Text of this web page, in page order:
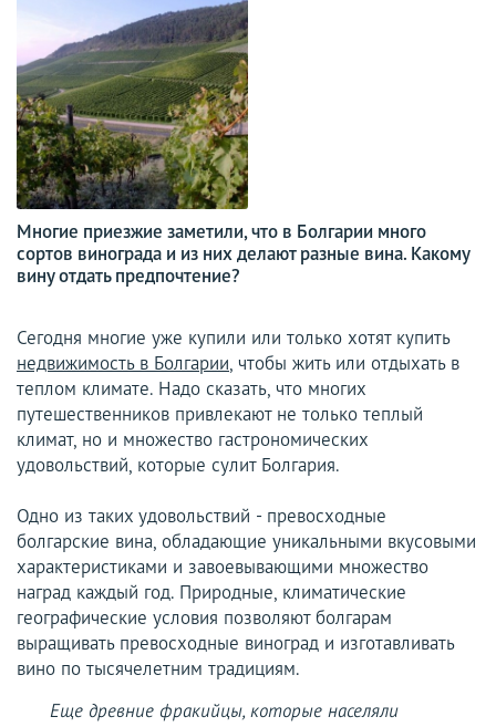
Многие приезжие заметили, что в Болгарии много
сортов винограда и из них делают разные вина. Какому
вину отдать предпочтение?
Сегодня многие уже купили или только хотят купить
недвижимость в Болгарии, чтобы жить или отдыхать в
теплом климате. Надо сказать, что многих
путешественников привлекают не только теплый
климат, но и множество гастрономических
удовольствий, которые сулит Болгария.
Одно из таких удовольствий - превосходные
болгарские вина, обладающие уникальными вкусовыми
характеристиками и завоевывающими множество
наград каждый год. Природные, климатические
географические условия позволяют болгарам
выращивать превосходные виноград и изготавливать
вино по тысячелетним традициям.
Еще древние фракийцы, которые населяли